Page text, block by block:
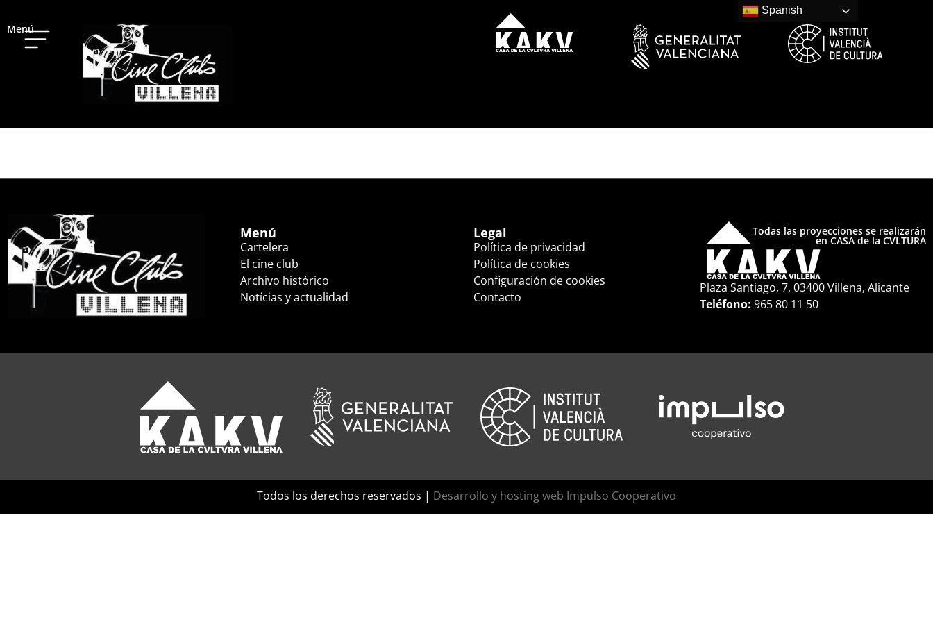
Menú
Menú
Cartelera
El cine club
Archivo histórico
Notícias y actualidad
Legal
Política de privacidad
Política de cookies
Configuración de cookies
Contacto
Todas las proyecciones se realizarán
en CASA de la CVLTURA
Plaza Santiago, 7, 03400 Villena, Alicante
Teléfono: 965 80 11 50
Todos los derechos reservados | Desarrollo y hosting web Impulso Cooperativo
Spanish